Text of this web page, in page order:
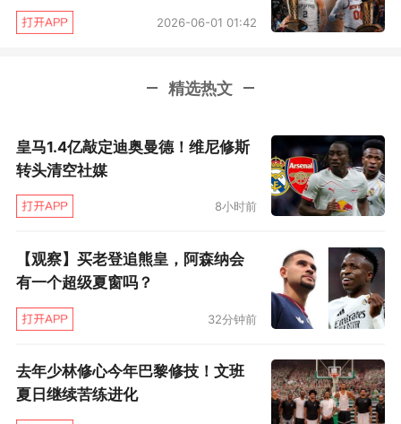
2026-06-01 01:42
精选热文
皇马1.4亿敲定迪奥曼德！维尼修斯
转头清空社媒
8小时前
【观察】买老登追熊皇，阿森纳会
有一个超级夏窗吗？
32分钟前
去年少林修心今年巴黎修技！文班
夏日继续苦练进化